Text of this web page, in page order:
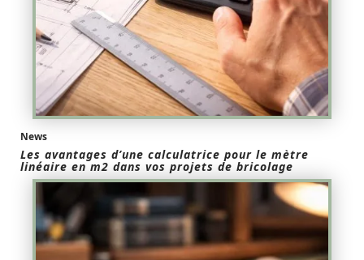
News
Les avantages d’une calculatrice pour le mètre
linéaire en m2 dans vos projets de bricolage